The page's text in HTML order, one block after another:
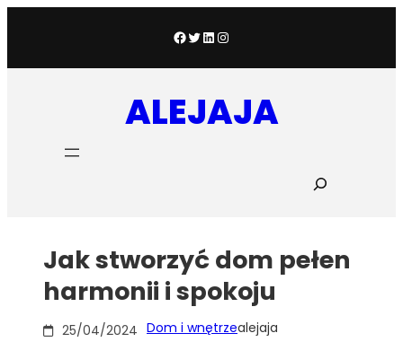
Facebook
Twitter
LinkedIn
Instagram
ALEJAJA
a
j
Jak stworzyć dom pełen
harmonii i spokoju
25/04/2024 Dom i wnętrzealejaja